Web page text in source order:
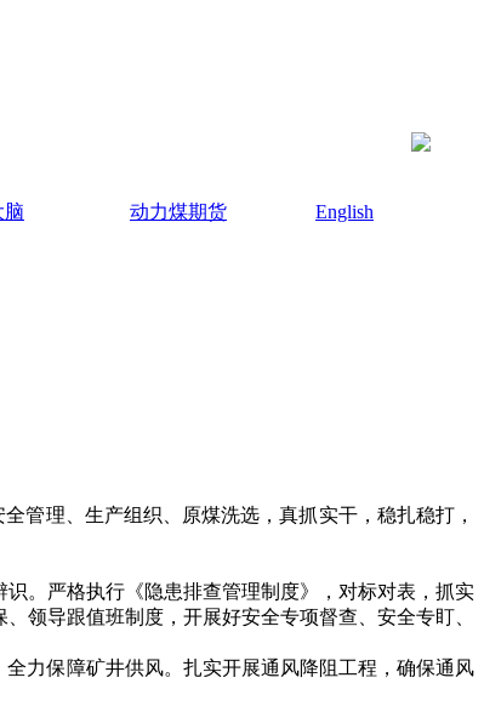
脑 动力煤期货
English
管理、生产组织、原煤洗选，真抓实干，稳扎稳打，
。严格执行《隐患排查管理制度》，对标对表，抓实
领导跟值班制度，开展好安全专项督查、安全专盯、
力保障矿井供风。扎实开展通风降阻工程，确保通风